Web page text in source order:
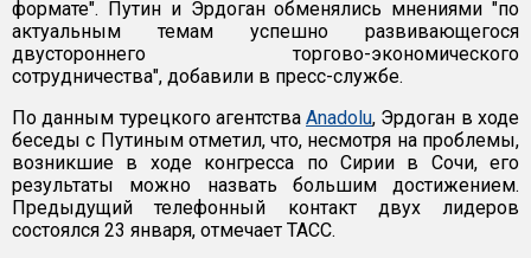
формате". Путин и Эрдоган обменялись мнениями "по
актуальным темам успешно развивающегося
двустороннего торгово-экономического
сотрудничества", добавили в пресс-службе.
По данным турецкого агентстваAnadolu, Эрдоган в ходе
беседы с Путиным отметил, что, несмотря на проблемы,
возникшие в ходе конгресса по Сирии в Сочи, его
результаты можно назвать большим достижением.
Предыдущий телефонный контакт двух лидеров
состоялся 23 января, отмечает ТАСС.